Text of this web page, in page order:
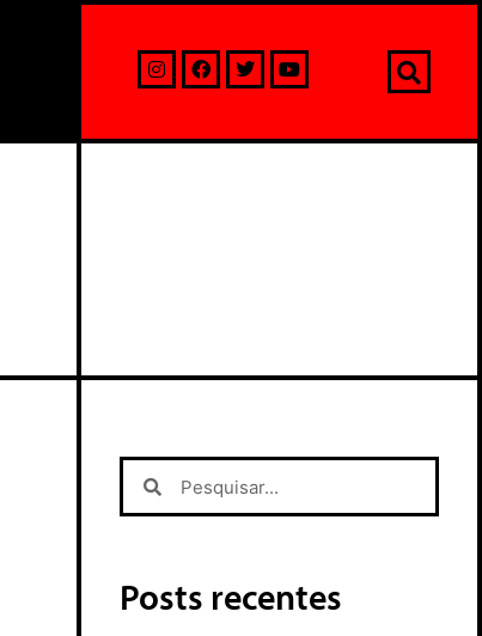
Posts recentes